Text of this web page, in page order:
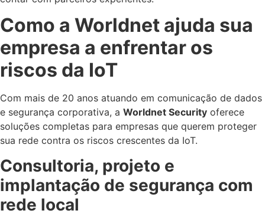
Como a Worldnet ajuda sua
empresa a enfrentar os
riscos da IoT
Com mais de 20 anos atuando em comunicação de dados
e segurança corporativa, a Worldnet Security oferece
soluções completas para empresas que querem proteger
sua rede contra os riscos crescentes da IoT.
Consultoria, projeto e
implantação de segurança com
rede local